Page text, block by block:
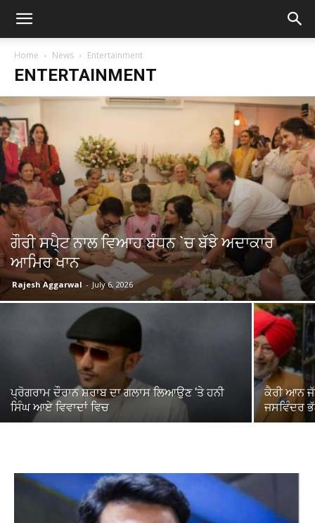
Home News Entertainment
ENTERTAINMENT
ਗੌਰੀ ਸਪੈ੍ਟ ਨਾਲ ਵਿਆਹ ਬੰਧਨ `ਚ ਬੱਝੇ ਅਦਾਕਾਰ
ਆਮਿਰ ਖਾਨ
Rajesh Aggarwal - July 6, 2026
ਪ੍ਰੋਗਰਾਮ ਦੌਰਾਨ ਸ਼ਰਾਬ ਦਾ ਗਲਾਸ ਲਿਆਉਣ ‘ਤੇ ਹਨੀ
ਸਿੰਘ ਆਏ ਵਿਵਾਦਾਂ ਵਿਚ
ਕੈਰੀ ਆਨ
ਜਸਵਿੰਦਰ